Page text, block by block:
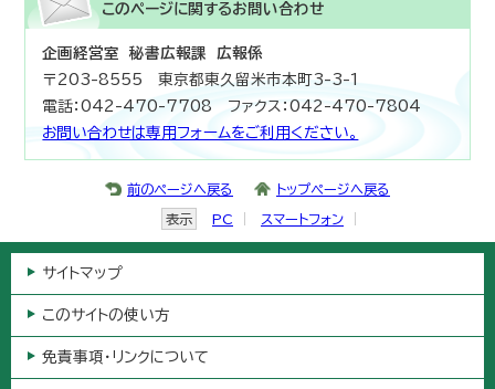
このページに関するお問い合わせ
企画経営室 秘書広報課 広報係
〒203-8555 東京都東久留米市本町3-3-1
電話：042-470-7708 ファクス：042-470-7804
お問い合わせは専用フォームをご利用ください。
前のページへ戻る トップページへ戻る
表示 PC スマートフォン
サイトマップ
このサイトの使い方
免責事項・リンクについて